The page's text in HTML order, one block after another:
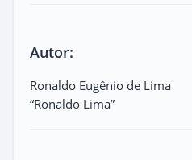
Autor:
Ronaldo Eugênio de Lima
“Ronaldo Lima”